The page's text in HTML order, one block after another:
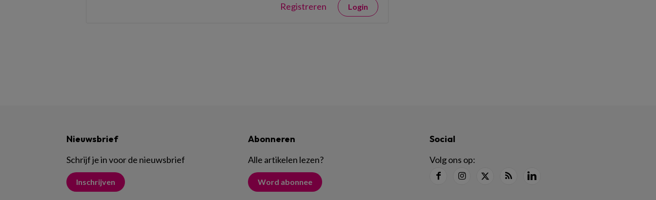
Registreren Login
Nieuwsbrief
Schrijf je in voor de nieuwsbrief
Inschrijven
Abonneren
Alle artikelen lezen?
Word abonnee
Social
Volg ons op: